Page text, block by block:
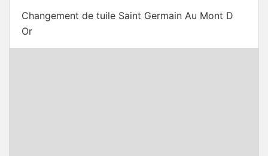
Changement de tuile Saint Germain Au Mont D
Or